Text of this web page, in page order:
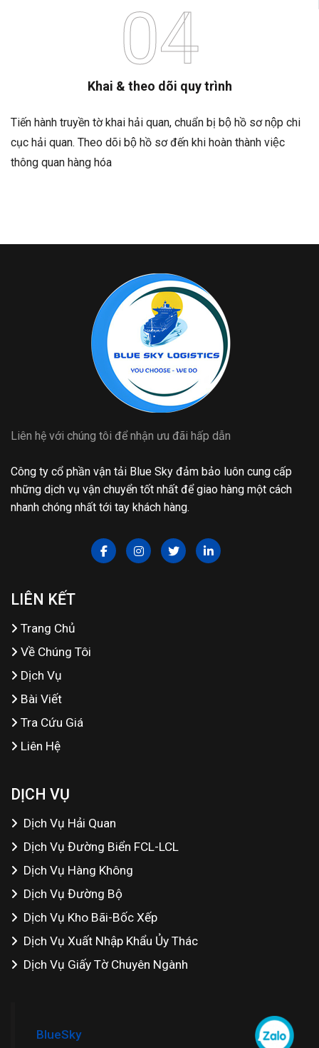
04
Khai & theo dõi quy trình
Tiến hành truyền tờ khai hải quan, chuẩn bị bộ hồ sơ nộp chi
cục hải quan. Theo dõi bộ hồ sơ đến khi hoàn thành việc
thông quan hàng hóa
Liên hệ với chúng tôi để nhận ưu đãi hấp dẫn
Công ty cổ phần vận tải Blue Sky đảm bảo luôn cung cấp
những dịch vụ vận chuyển tốt nhất để giao hàng một cách
nhanh chóng nhất tới tay khách hàng.
LIÊN KẾT
Trang Chủ
Về Chúng Tôi
Dịch Vụ
Bài Viết
Tra Cứu Giá
Liên Hệ
DỊCH VỤ
Dịch Vụ Hải Quan
Dịch Vụ Đường Biển FCL-LCL
Dịch Vụ Hàng Không
Dịch Vụ Đường Bộ
Dịch Vụ Kho Bãi-Bốc Xếp
Dịch Vụ Xuất Nhập Khẩu Ủy Thác
Dịch Vụ Giấy Tờ Chuyên Ngành
BlueSky